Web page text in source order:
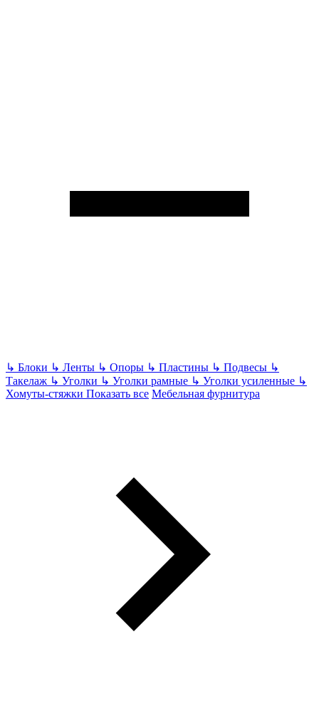
↳ Блоки ↳ Ленты ↳ Опоры ↳ Пластины ↳ Подвесы ↳
Такелаж ↳ Уголки ↳ Уголки рамные ↳ Уголки усиленные ↳
Хомуты-стяжки Показать все Мебельная фурнитура